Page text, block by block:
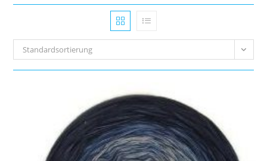
Standardsortierung